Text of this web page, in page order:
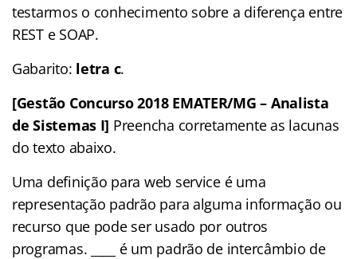
testarmos o conhecimento sobre a diferença entre
REST e SOAP.
Gabarito: letra c.
[Gestão Concurso 2018 EMATER/MG – Analista
de Sistemas I] Preencha corretamente as lacunas
do texto abaixo.
Uma definição para web service é uma
representação padrão para alguma informação ou
recurso que pode ser usado por outros
programas. ____ é um padrão de intercâmbio de